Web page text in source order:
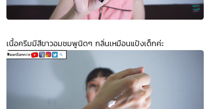
เนื้อครีมมีสีขาวอมชมพูนิดๆ กลิ่นเหมือนแป้งเด็กค่ะ